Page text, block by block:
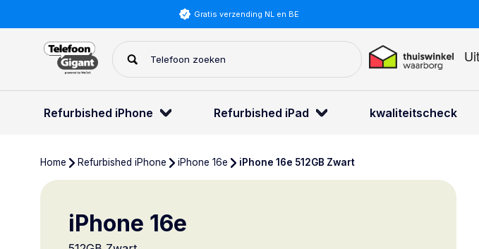
Gratis verzending NL en BE
Refurbished iPhone Refurbished iPad kwaliteitscheck
Home Refurbished iPhone iPhone 16e iPhone 16e 512GB Zwart
iPhone 16e